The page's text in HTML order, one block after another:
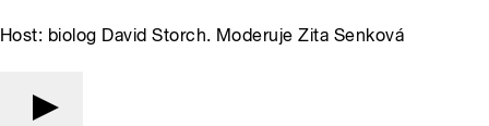
Host: biolog David Storch. Moderuje Zita Senková